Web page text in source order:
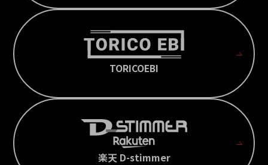
TORICOEBI
楽天 D-stimmer